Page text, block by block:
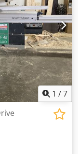
Weergave
schaal
4
Palin als
op de
mm Machine
mm Gewicht:
54634
1 /7